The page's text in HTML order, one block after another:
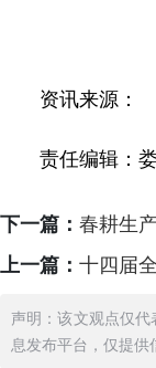
资讯来源：
责任编辑：
下一篇： 春耕生
上一篇： 十四届
声明：该文观点仅
息发布平台，仅提供